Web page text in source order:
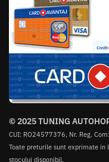
© 2025 TUNING
CUI: RO24577376, Nr. Reg.
Toate preturile sunt exprimate
stocului disponibil.